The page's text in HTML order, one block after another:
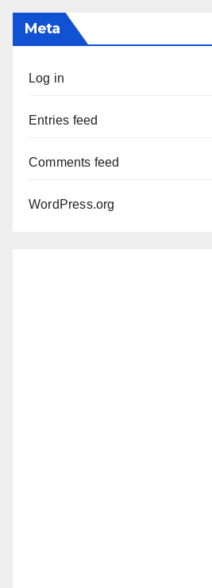
Meta
Log in
Entries feed
Comments feed
WordPress.org